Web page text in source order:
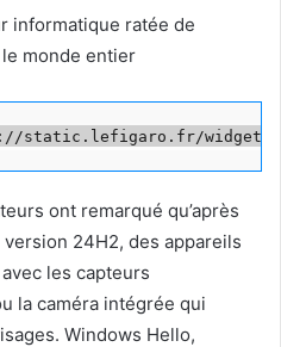
informatique ratée de
monde entier
ont remarqué qu’après
version 24H2, des appareils
les capteurs
la caméra intégrée qui
Windows Hello,